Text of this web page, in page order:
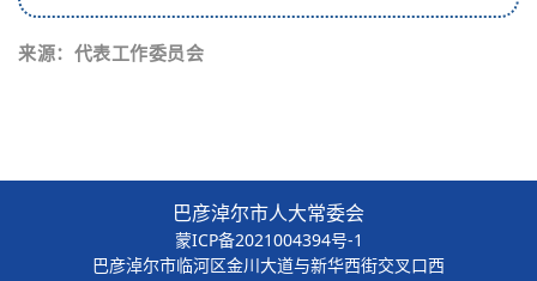
来源：代表工作委员会
巴彦淖尔市人大常委会
蒙ICP备2021004394号-1
巴彦淖尔市临河区金川大道与新华西街交叉口西